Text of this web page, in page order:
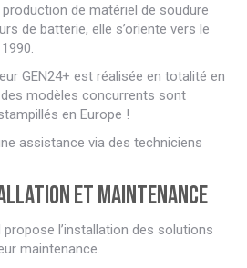
de matériel de soudure
de batterie, elle s’oriente vers le
GEN24+ est réalisée en totalité en
modèles concurrents sont
en Europe !
assistance via des techniciens
et maintenance
propose l’installation des solutions
maintenance.